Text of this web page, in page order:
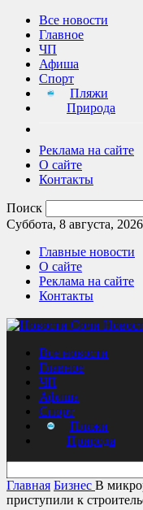
Все новости
Главное
ЧП
Афиша
Спорт
Пляжи
Природа
Реклама на сайте
О сайте
Контакты
Поиск
Суббота, 8 августа, 2026
Главные новости
О сайте
Реклама на сайте
Контакты
Все новости
Главное
ЧП
Афиша
Спорт
Пляжи
Природа
Главная Бизнес В
приступили к